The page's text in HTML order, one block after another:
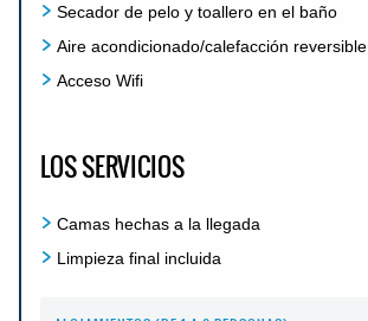
Secador de pelo y toallero en el baño
Aire acondicionado/calefacción reversible
Acceso Wifi
LOS SERVICIOS
Camas hechas a la llegada
Limpieza final incluida